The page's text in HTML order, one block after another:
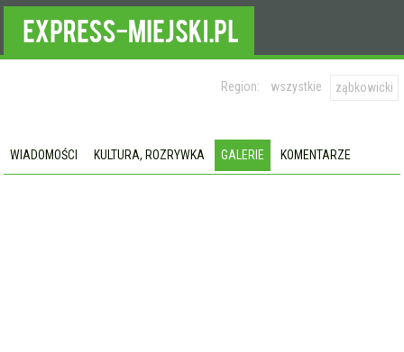
Region: wszystkie ząbkowicki
WIADOMOŚCI KULTURA, ROZRYWKA GALERIE KOMENTARZE